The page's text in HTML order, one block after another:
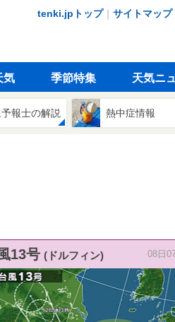
tenki.jpトップ｜ サイトマップ
気 季節特集 天気ニ
報士の解説 熱中症情報
13号 (ドルフィン) 08日